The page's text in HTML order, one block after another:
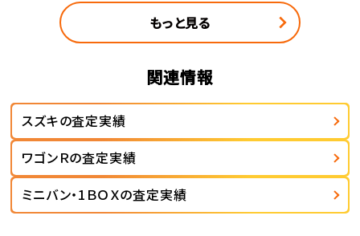
もっと見る
関連情報
スズキの査定実績
ワゴンＲの査定実績
ミニバン・1ＢＯＸの査定実績